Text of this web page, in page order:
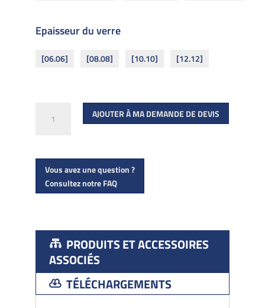
Epaisseur du verre
[06.06] [08.08] [10.10] [12.12]
courante
sur
verre
AJOUTER À MA DEMANDE DE DEVIS
Vous avez une question ?
Consultez notre FAQ
PRODUITS ET ACCESSOIRES
ASSOCIÉS
TÉLÉCHARGEMENTS